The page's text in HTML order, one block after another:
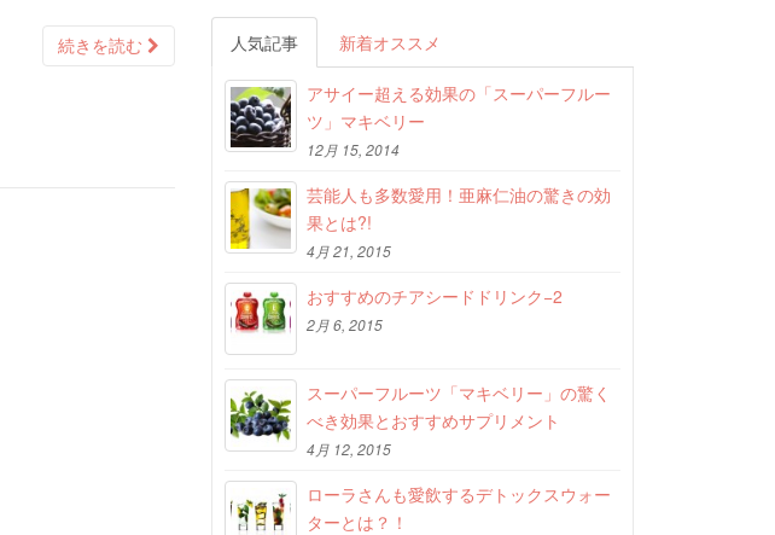
続きを読む 人気記事 新着オススメ
アサイー超える効果の「スーパーフルー
ツ」マキベリー
12月 15, 2014
芸能人も多数愛用！亜麻仁油の驚きの効
果とは?!
4月 21, 2015
おすすめのチアシードドリンク−2
2月 6, 2015
スーパーフルーツ「マキベリー」の驚く
べき効果とおすすめサプリメント
4月 12, 2015
ローラさんも愛飲するデトックスウォー
ターとは？！